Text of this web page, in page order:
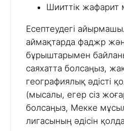
Шииттік жафарит
Есептеудегі
аймақтарда фаджр
бұрыштарымен
саяхатта болсаңыз,
географиялық әдісті
(мысалы, егер сіз
болсаңыз, Мекке
лигасының әдісін